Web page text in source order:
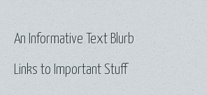
Links to Important Stuff
An Informative Text Blurb